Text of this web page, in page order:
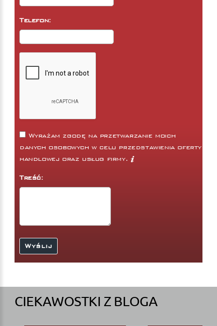
Telefon:
Wyrażam zgodę na przetwarzanie moich
danych osobowych w celu przedstawienia oferty
handlowej oraz usług firmy.
Treść:
CIEKAWOSTKI Z BLOGA